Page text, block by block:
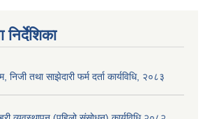
निजी तथा साझेदारी फर्म दर्ता कार्यविधि, २०८३